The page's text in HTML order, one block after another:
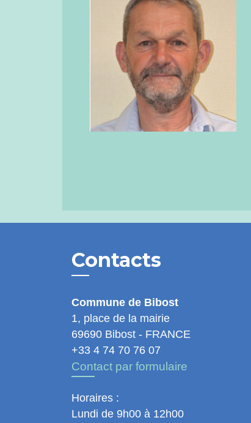
Contacts
Commune de Bibost
1, place de la mairie
69690 Bibost - FRANCE
+33 4 74 70 76 07
Contact par formulaire
Horaires :
Lundi de 9h00 à 12h00